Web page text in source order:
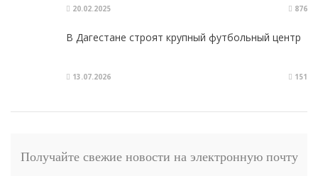
20.02.2025 876
В Дагестане строят крупный футбольный центр
13.07.2026 151
Получайте свежие новости на электронную почту